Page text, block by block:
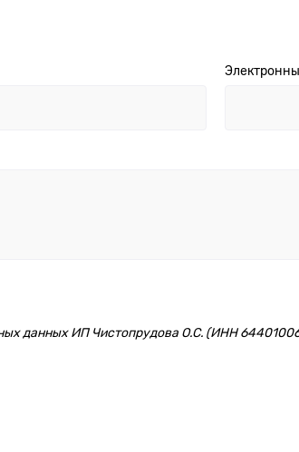
данных ИП Чистопрудова О.С. (ИНН